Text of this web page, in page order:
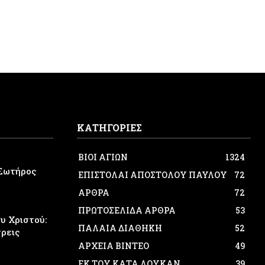
Χριστού:
ΚΑΤΗΓΟΡΙΕΣ
ΒΙΟΙ ΑΓΙΩΝ
1324
ΕΠΙΣΤΟΛΑΙ ΑΠΟΣΤΟΛΟΥ ΠΑΥΛΟΥ
72
ΑΡΘΡΑ
72
ΠΡΩΤΟΣΕΛΙΔΑ ΑΡΘΡΑ
53
ΠΑΛΑΙΑ ΔΙΑΘΗΚΗ
52
ΑΡΧΕΙΑ ΒΙΝΤΕΟ
49